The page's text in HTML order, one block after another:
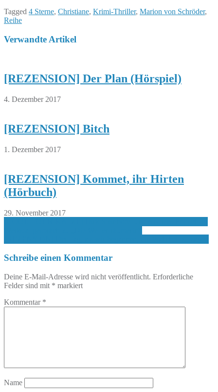
Tagged 4 Sterne, Christiane, Krimi-Thriller, Marion von Schröder,
Reihe
Verwandte Artikel
[REZENSION] Der Plan (Hörspiel)
4. Dezember 2017
[REZENSION] Bitch
1. Dezember 2017
[REZENSION] Kommet, ihr Hirten
(Hörbuch)
29. November 2017
Schreibe einen Kommentar
Deine E-Mail-Adresse wird nicht veröffentlicht. Erforderliche
Felder sind mit * markiert
Kommentar *
Name